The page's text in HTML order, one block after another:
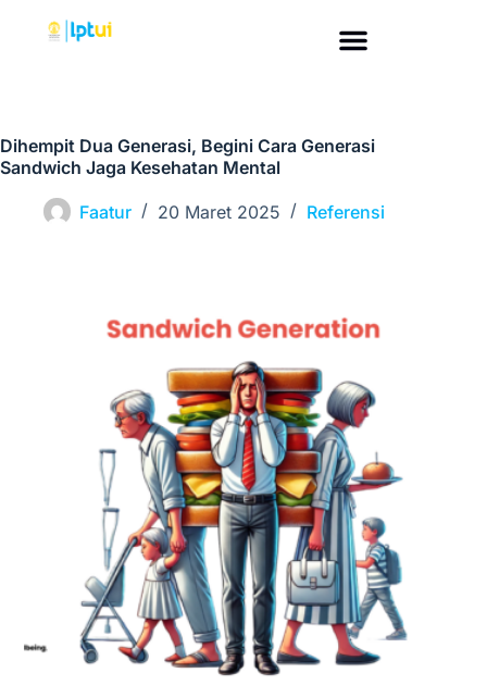
Dihempit Dua Generasi, Begini Cara Generasi
Sandwich Jaga Kesehatan Mental
Faatur 20 Maret 2025 Referensi